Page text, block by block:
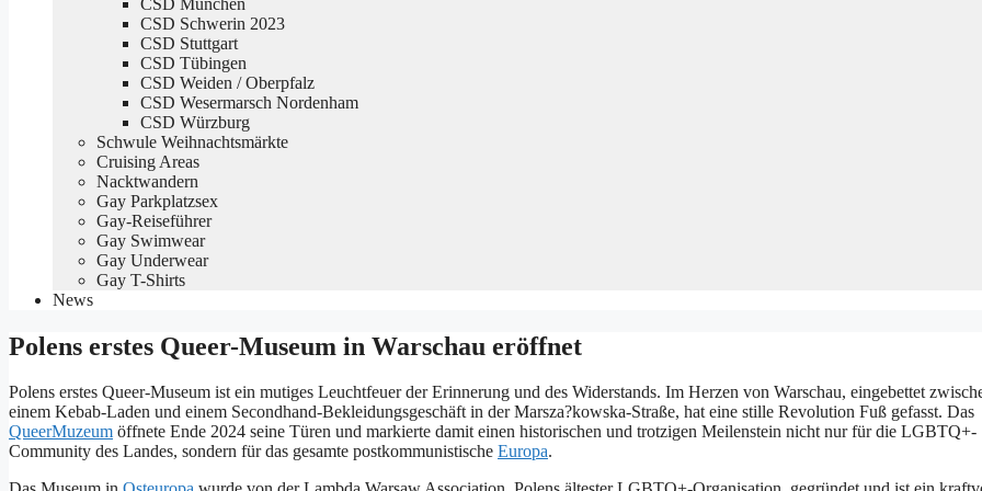
CSD Schwerin 2023
CSD Stuttgart
CSD Tübingen
CSD Weiden / Oberpfalz
CSD Wesermarsch Nordenham
CSD Würzburg
Schwule Weihnachtsmärkte
Cruising Areas
Nacktwandern
Gay Parkplatzsex
Gay-Reiseführer
Gay Swimwear
Gay Underwear
Gay T-Shirts
News
Polens erstes Queer-Museum in Warschau eröffnet
Polens erstes Queer-Museum ist ein mutiges Leuchtfeuer der Erinnerung und des Widerstands. Im Herzen von Warschau, eingebettet
einem Kebab-Laden und einem Secondhand-Bekleidungsgeschäft in der Marsza?kowska-Straße, hat eine stille Revolution Fuß gefasst. Das
QueerMuzeum öffnete Ende 2024 seine Türen und markierte damit einen historischen und trotzigen Meilenstein nicht nur für die LGBTQ+-
Community des Landes, sondern für das gesamte postkommunistische Europa.